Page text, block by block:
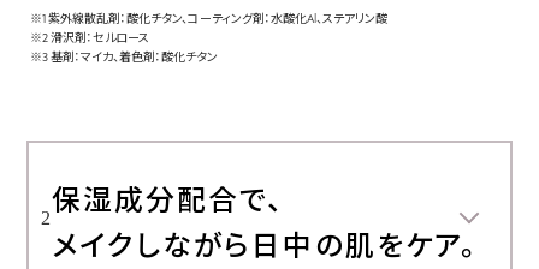
※1 紫外線散乱剤：酸化チタン、コーティング剤：水酸化Al、ステアリン酸
※2 滑沢剤：セルロース
※3 基剤：マイカ、着色剤：酸化チタン
2保湿成分配合で、
メイクしながら日中の肌をケア。